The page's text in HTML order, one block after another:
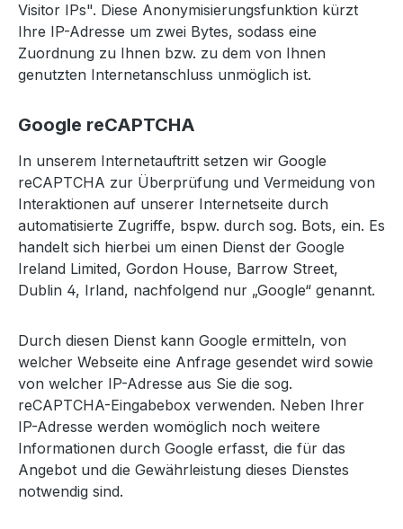
Visitor IPs". Diese Anonymisierungsfunktion kürzt
Ihre IP-Adresse um zwei Bytes, sodass eine
Zuordnung zu Ihnen bzw. zu dem von Ihnen
genutzten Internetanschluss unmöglich ist.
Google reCAPTCHA
In unserem Internetauftritt setzen wir Google
reCAPTCHA zur Überprüfung und Vermeidung von
Interaktionen auf unserer Internetseite durch
automatisierte Zugriffe, bspw. durch sog. Bots, ein. Es
handelt sich hierbei um einen Dienst der Google
Ireland Limited, Gordon House, Barrow Street,
Dublin 4, Irland, nachfolgend nur „Google“ genannt.
Durch diesen Dienst kann Google ermitteln, von
welcher Webseite eine Anfrage gesendet wird sowie
von welcher IP-Adresse aus Sie die sog.
reCAPTCHA-Eingabebox verwenden. Neben Ihrer
IP-Adresse werden womöglich noch weitere
Informationen durch Google erfasst, die für das
Angebot und die Gewährleistung dieses Dienstes
notwendig sind.